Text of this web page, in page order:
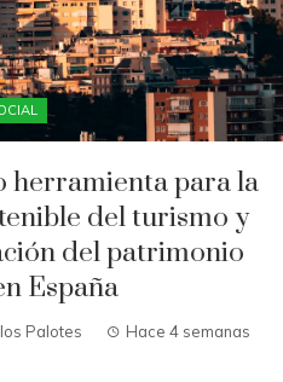
herramienta para la
del turismo y
del patrimonio
España
Palotes Hace 4 semanas